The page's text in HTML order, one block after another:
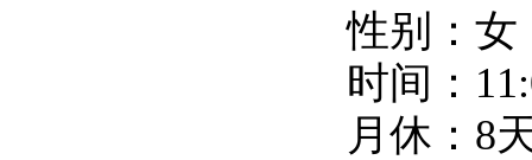
性别：女
时间：
月休：8